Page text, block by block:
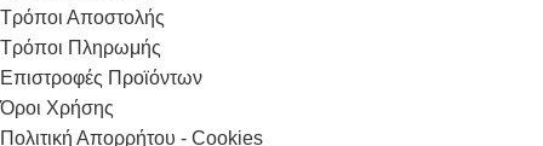
Τρόποι Αποστολής
Τρόποι Πληρωμής
Επιστροφές Προϊόντων
Όροι Χρήσης
Πολιτική Απορρήτου - Cookies